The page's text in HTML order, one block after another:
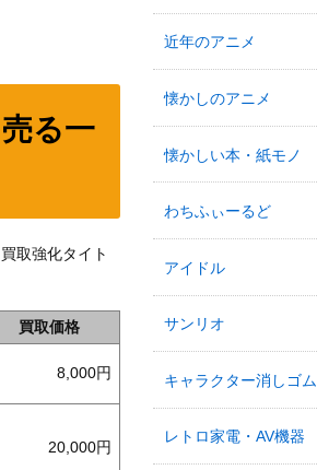
る一
取強化タイト
買取価格
8,000
20,000
近年のアニメ
懐かしのアニメ
懐かしい本・紙モノ
わちふぃーるど
アイドル
サンリオ
キャラクター消しゴム
レトロ家電・AV機器